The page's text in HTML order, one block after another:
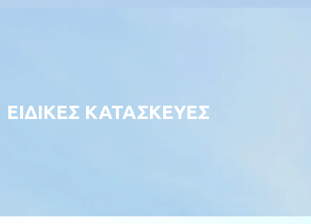
ΕΙΔΙΚΕΣ ΚΑΤΑΣΚΕΥΕΣ